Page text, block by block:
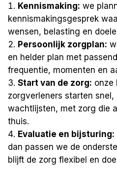
Kennismaking: we
kennismakingsgesprek
wensen, belasting en
Persoonlijk zorgplan:
en helder plan met
frequentie, momenten en
Start van de zorg: onze
zorgverleners starten snel,
wachtlijsten, met zorg die
thuis.
Evaluatie en bijsturing:
dan passen we de
blijft de zorg flexibel en